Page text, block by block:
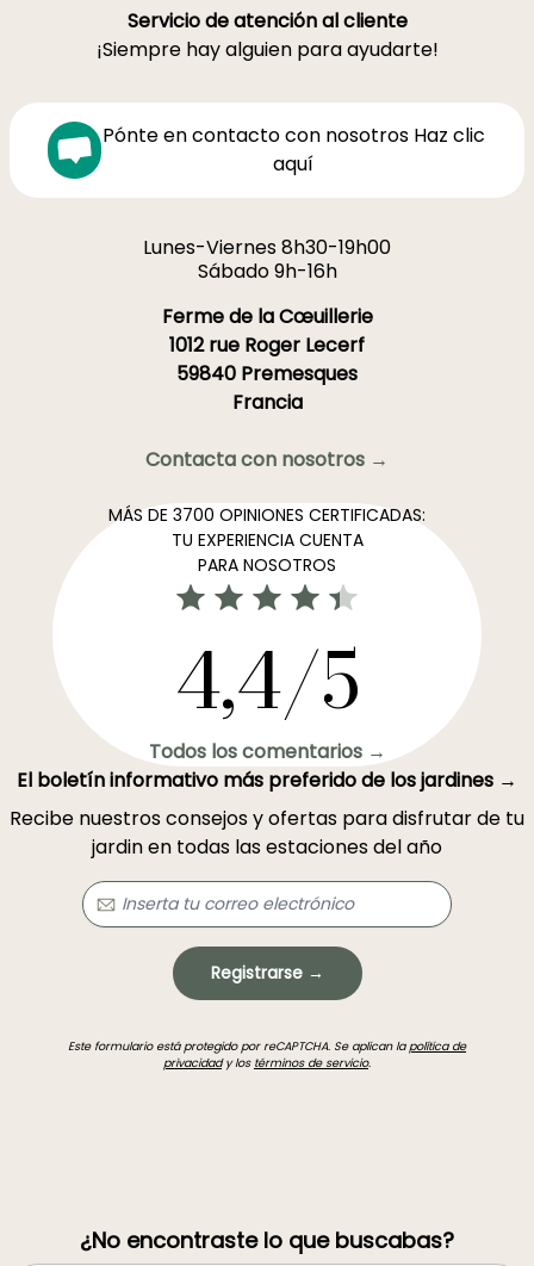
Servicio de atención al cliente
¡Siempre hay alguien para ayudarte!
Pónte en contacto con nosotros Haz clic
aquí
Lunes-Viernes 8h30-19h00
Sábado 9h-16h
Ferme de la Cœuillerie
1012 rue Roger Lecerf
59840 Premesques
Francia
Contacta con nosotros →
MÁS DE 3700 OPINIONES CERTIFICADAS:
TU EXPERIENCIA CUENTA
PARA NOSOTROS
4,4/5
Todos los comentarios →
El boletín informativo más preferido de los jardines →
Recibe nuestros consejos y ofertas para disfrutar de tu
jardin en todas las estaciones del año
Registrarse →
Este formulario está protegido por reCAPTCHA. Se aplican lapolítica de
privacidady los términos de servicio.
¿No encontraste lo que buscabas?